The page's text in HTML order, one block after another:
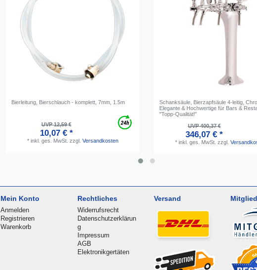
Bierleitung, Bierschlauch - komplett, 7mm, 1.5m
UVP 12,59 €
10,07 € *
* inkl. ges. MwSt. zzgl. Versandkosten
Schanksäule, Bierzapfsäule 4-leitig,
Elegante & Hochwertige für Bars &
"Topp-Qualität!"
UVP 400,37 €
346,07 € *
* inkl. ges. MwSt. zzgl.
Mein Konto
Anmelden
Registrieren
Warenkorb
Rechtliches
Widerrufsrecht
Datenschutzerklärun
g
Impressum
AGB
Elektronikgertäten
Versand